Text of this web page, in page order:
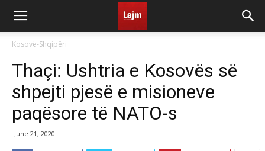
Kosovë-Shqipëri
Thaçi: Ushtria e Kosovës së
shpejti pjesë e misioneve
paqësore të NATO-s
June 21, 2020